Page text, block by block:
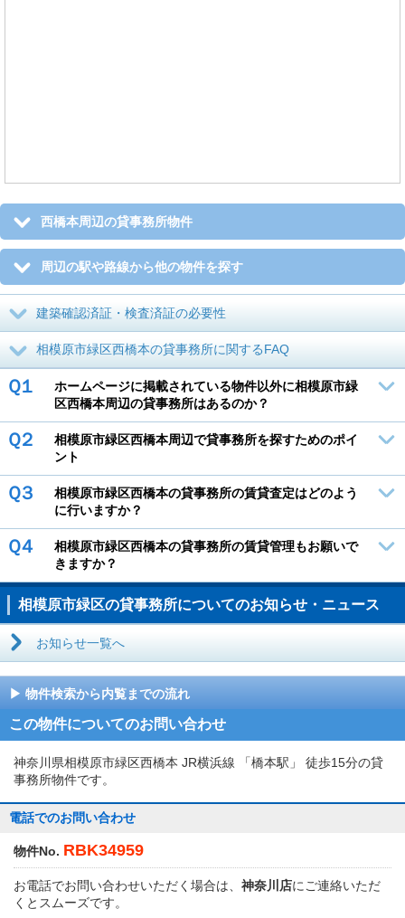
西橋本周辺の貸事務所物件
周辺の駅や路線から他の物件を探す
建築確認済証・検査済証の必要性
相模原市緑区西橋本の貸事務所に関するFAQ
Ｑ１
ホームページに掲載されている物件以外に相模原市緑
区西橋本周辺の貸事務所はあるのか？
Ｑ２
相模原市緑区西橋本周辺で貸事務所を探すためのポイ
ント
Ｑ３
相模原市緑区西橋本の貸事務所の賃貸査定はどのよう
に行いますか？
Ｑ４
相模原市緑区西橋本の貸事務所の賃貸管理もお願いで
きますか？
相模原市緑区の貸事務所についてのお知らせ・ニュース
お知らせ一覧へ
物件検索から内覧までの流れ
この物件についてのお問い合わせ
神奈川県相模原市緑区西橋本 JR横浜線 「橋本駅」 徒歩15分の貸
事務所物件です。
電話でのお問い合わせ
物件No. RBK34959
お電話でお問い合わせいただく場合は、 神奈川店にご連絡いただ
くとスムーズです。